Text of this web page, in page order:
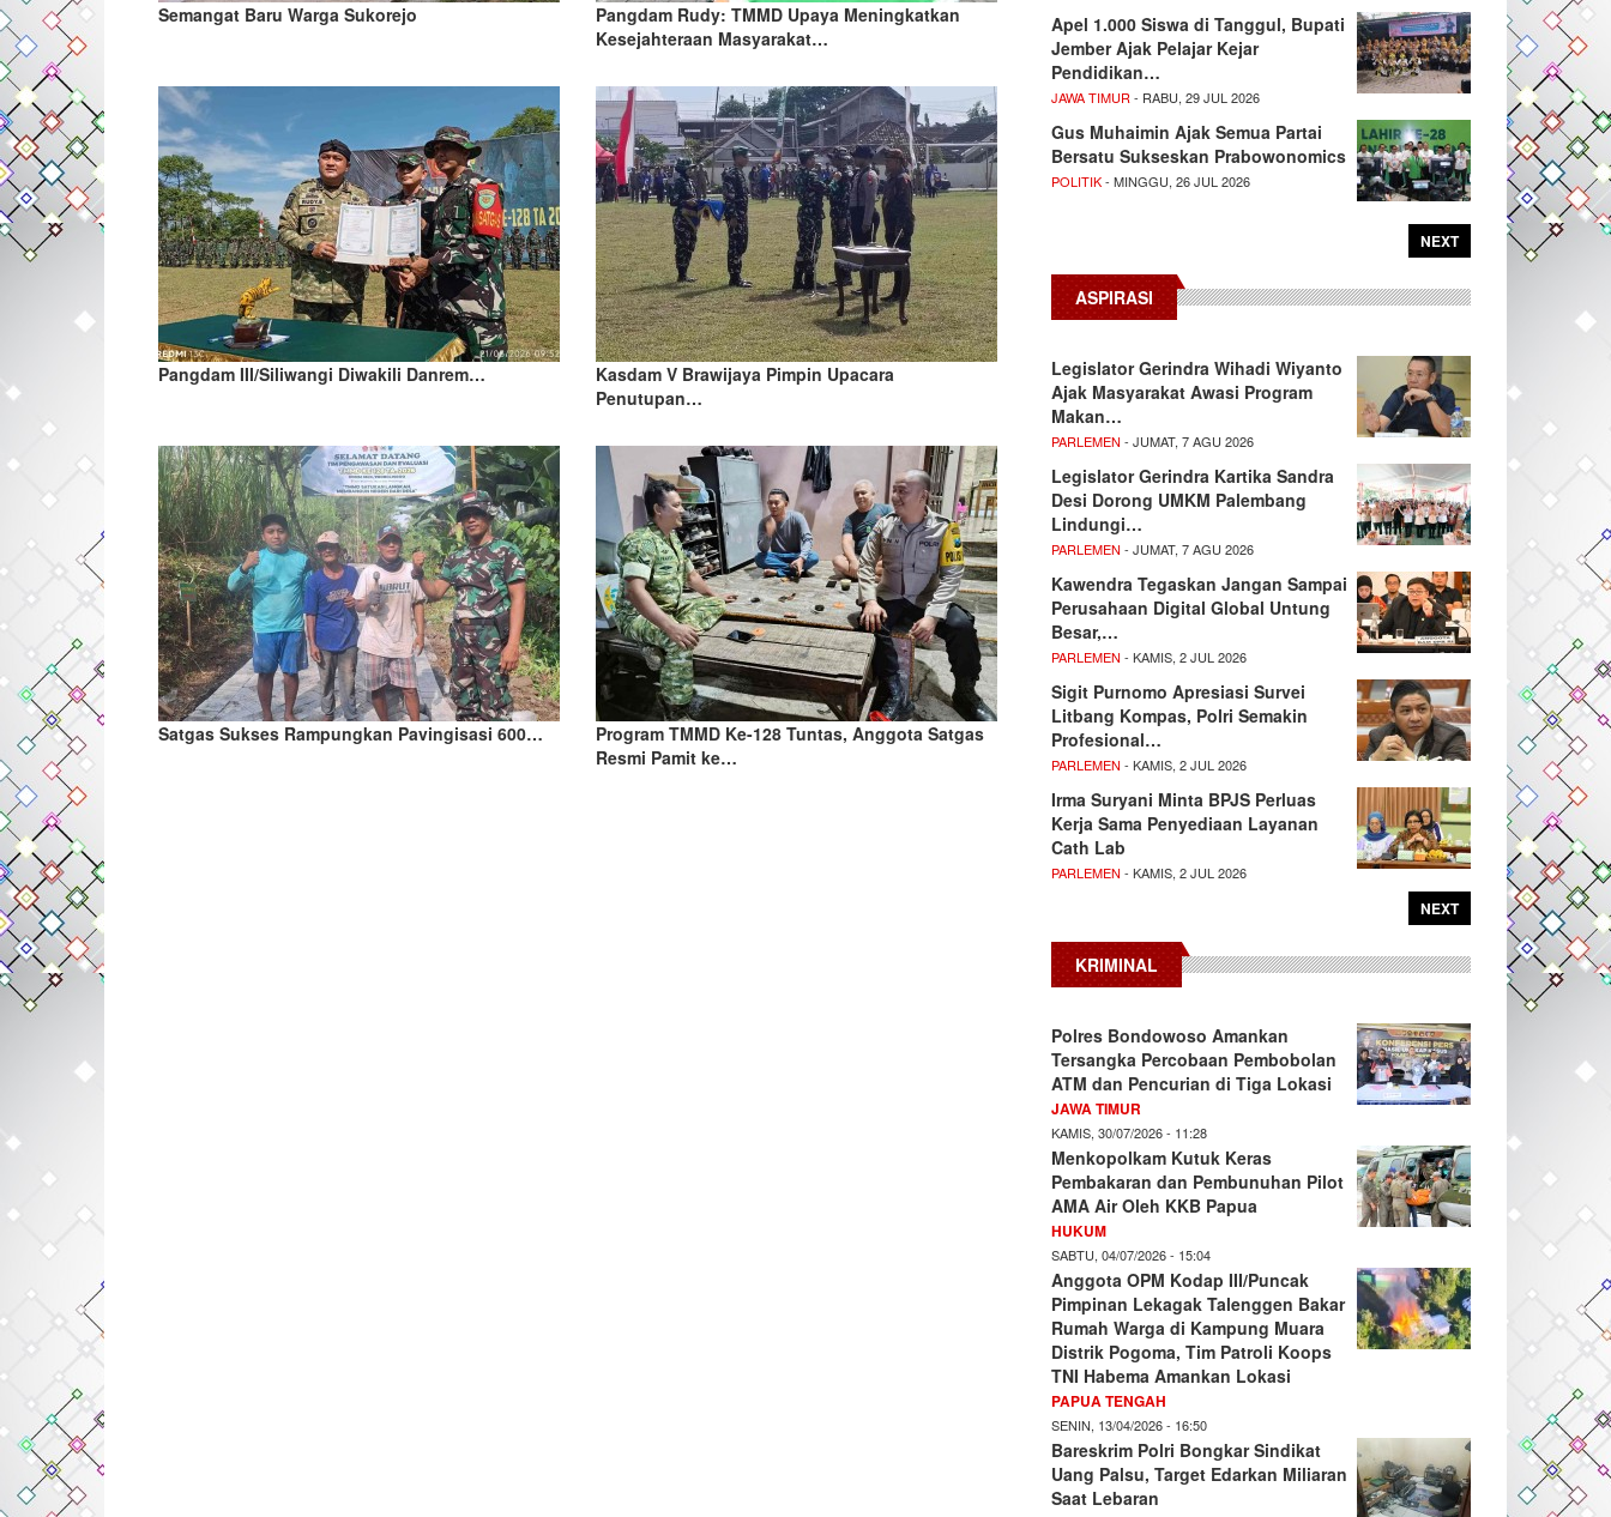
Semangat Baru Warga Sukorejo
Pangdam Rudy: TMMD Upaya Meningkatkan
Kesejahteraan Masyarakat…
Pangdam III/Siliwangi Diwakili Danrem…
Kasdam V Brawijaya Pimpin Upacara
Penutupan…
Satgas Sukses Rampungkan Pavingisasi 600…
Program TMMD Ke-128 Tuntas, Anggota Satgas
Resmi Pamit ke…
Apel 1.000 Siswa di Tanggul, Bupati
Jember Ajak Pelajar Kejar
Pendidikan…
JAWA TIMUR - RABU, 29 JUL 2026
Gus Muhaimin Ajak Semua Partai
Bersatu Sukseskan Prabowonomics
POLITIK- MINGGU, 26 JUL 2026
NEXT
ASPIRASI
Legislator Gerindra Wihadi Wiyanto
Ajak Masyarakat Awasi Program
Makan…
PARLEMEN - JUMAT, 7 AGU 2026
Legislator Gerindra Kartika Sandra
Desi Dorong UMKM Palembang
Lindungi…
PARLEMEN - JUMAT, 7 AGU 2026
Kawendra Tegaskan Jangan Sampai
Perusahaan Digital Global Untung
Besar,…
PARLEMEN - KAMIS, 2 JUL 2026
Sigit Purnomo Apresiasi Survei
Litbang Kompas, Polri Semakin
Profesional…
PARLEMEN - KAMIS, 2 JUL 2026
Irma Suryani Minta BPJS Perluas
Kerja Sama Penyediaan Layanan
Cath Lab
PARLEMEN - KAMIS, 2 JUL 2026
NEXT
KRIMINAL
Polres Bondowoso Amankan
Tersangka Percobaan Pembobolan
ATM dan Pencurian di Tiga Lokasi
JAWA TIMUR
KAMIS, 30/07/2026 - 11:28
Menkopolkam Kutuk Keras
Pembakaran dan Pembunuhan Pilot
AMA Air Oleh KKB Papua
HUKUM
SABTU, 04/07/2026 - 15:04
Anggota OPM Kodap III/Puncak
Pimpinan Lekagak Talenggen Bakar
Rumah Warga di Kampung Muara
Distrik Pogoma, Tim Patroli Koops
TNI Habema Amankan Lokasi
PAPUA TENGAH
SENIN, 13/04/2026 - 16:50
Bareskrim Polri Bongkar Sindikat
Uang Palsu, Target Edarkan Miliaran
Saat Lebaran